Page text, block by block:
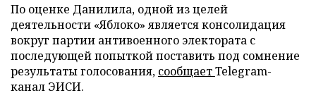
По оценке Данилила, одной из целей
деятельности «Яблоко» является консолидация
вокруг партии антивоенного электората с
последующей попыткой поставить под сомнение
результаты голосования, сообщаетTelegram-
канал ЭИСИ.